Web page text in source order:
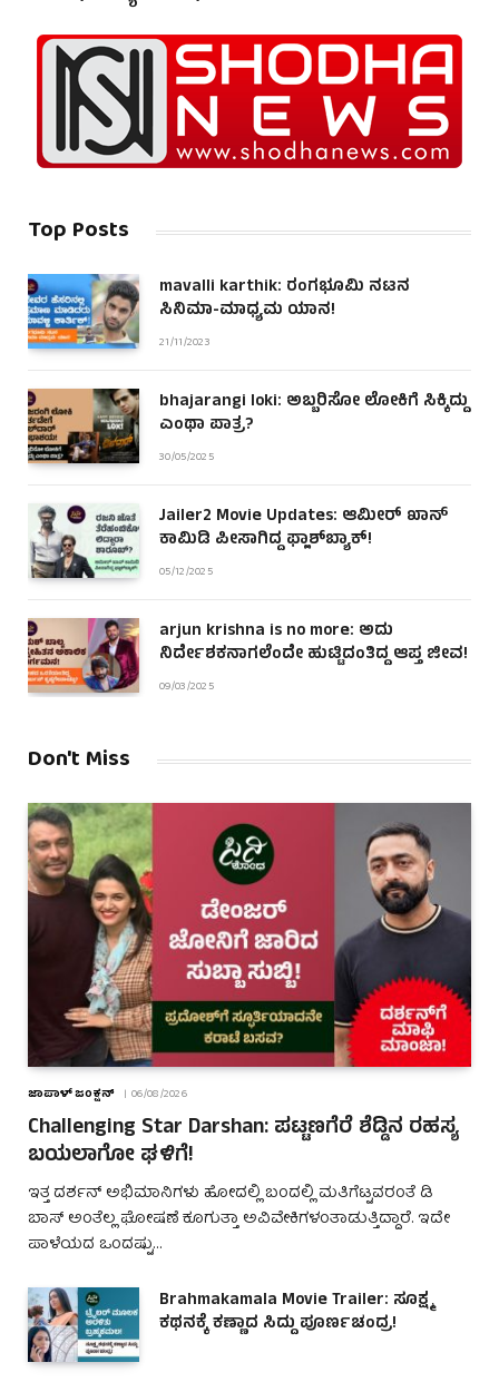
Top Posts
mavalli karthik: ರಂಗಭೂಮಿ ನಟನ
ಸಿನಿಮಾ-ಮಾಧ್ಯಮ ಯಾನ!
21/11/2023
bhajarangi loki: ಅಬ್ಬರಿಸೋ ಲೋಕಿಗೆ ಸಿಕ್ಕಿದ್ದು
ಎಂಥಾ ಪಾತ್ರ?
30/05/2025
Jailer2 Movie Updates: ಆಮೀರ್ ಖಾನ್
ಕಾಮಿಡಿ ಪೀಸಾಗಿದ್ದ ಫ್ಲಾಶ್‌ಬ್ಯಾಕ್!
05/12/2025
arjun krishna is no more: ಅದು
ನಿರ್ದೇಶಕನಾಗಲೆಂದೇ ಹುಟ್ಟಿದಂತಿದ್ದ ಆಪ್ತ ಜೀವ!
09/03/2025
Don't Miss
ಜಾಪಾಳ್ ಜಂಕ್ಷನ್ 06/08/2026
Challenging Star Darshan: ಪಟ್ಟಣಗೆರೆ ಶೆಡ್ಡಿನ ರಹಸ್ಯ
ಬಯಲಾಗೋ ಘಳಿಗೆ!
ಇತ್ತ ದರ್ಶನ್ ಅಭಿಮಾನಿಗಳು ಹೋದಲ್ಲಿ ಬಂದಲ್ಲಿ ಮತಿಗೆಟ್ಟವರಂತೆ ಡಿ
ಬಾಸ್ ಅಂತೆಲ್ಲ ಘೋಷಣೆ ಕೂಗುತ್ತಾ ಅವಿವೇಕಿಗಳಂತಾಡುತ್ತಿದ್ದಾರೆ. ಇದೇ
ಪಾಳೆಯದ ಒಂದಷ್ಟು…
Brahmakamala Movie Trailer: ಸೂಕ್ಷ್ಮ
ಕಥನಕ್ಕೆ ಕಣ್ಣಾದ ಸಿದ್ದು ಪೂರ್ಣಚಂದ್ರ!